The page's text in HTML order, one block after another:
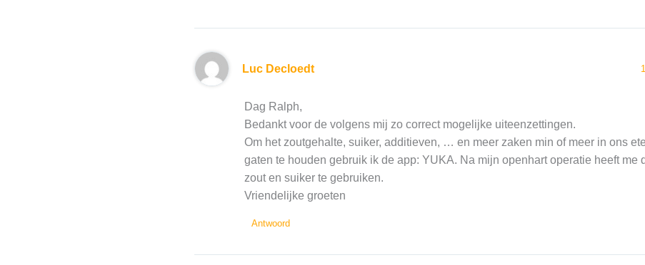
Luc Decloedt
Dag Ralph,
Bedankt voor de volgens mij zo correct mogelijke uiteenzettingen.
Om het zoutgehalte, suiker, additieven, … en meer zaken min of meer in ons
gaten te houden gebruik ik de app: YUKA. Na mijn openhart operatie heeft me
zout en suiker te gebruiken.
Vriendelijke groeten
Antwoord